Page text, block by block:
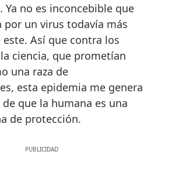
Ya no es inconcebible que
por un virus todavía más
Así que contra los
ciencia, que prometían
una raza de
esta epidemia me genera
que la humana es una
de protección.